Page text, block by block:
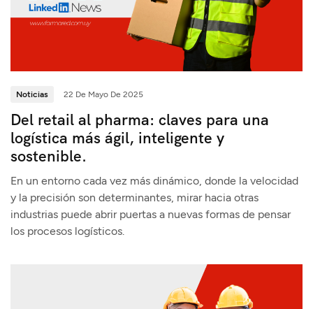
Noticias 22 De Mayo De 2025
Del retail al pharma: claves para una
logística más ágil, inteligente y
sostenible.
En un entorno cada vez más dinámico, donde la velocidad
y la precisión son determinantes, mirar hacia otras
industrias puede abrir puertas a nuevas formas de pensar
los procesos logísticos.